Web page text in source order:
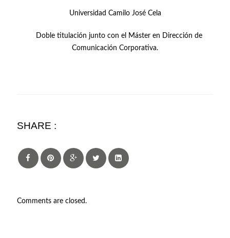
Universidad Camilo José Cela
Doble titulación junto con el Máster en Dirección de
Comunicación Corporativa.
SHARE :
Comments are closed.